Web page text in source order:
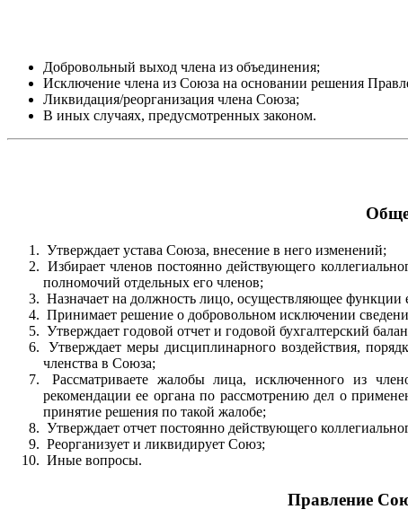
Добровольный выход члена из объединения;
Исключение члена из Союза на основании решения
Ликвидация/реорганизация члена Союза;
В иных случаях, предусмотренных законом.
Утверждает устава Союза, внесение в него изменений;
Избирает членов постоянно действующего
полномочий отдельных его членов;
Назначает на должность лицо, осуществляющее функции
Принимает решение о добровольном исключении
Утверждает годовой отчет и годовой бухгалтерский
Утверждает меры дисциплинарного воздействия,
членства в Союза;
Рассматриваете жалобы лица, исключенного из
рекомендации ее органа по рассмотрению дел о
принятие решения по такой жалобе;
Утверждает отчет постоянно действующего
Реорганизует и ликвидирует Союз;
Иные вопросы.
Правление